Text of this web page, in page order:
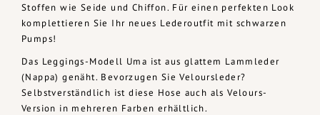
Stoffen wie Seide und Chiffon. Für einen perfekten Look
komplettieren Sie Ihr neues Lederoutfit mit schwarzen
Pumps!
Das Leggings-Modell Uma ist aus glattem Lammleder
(Nappa) genäht. Bevorzugen Sie Veloursleder?
Selbstverständlich ist diese Hose auch als Velours-
Version in mehreren Farben erhältlich.